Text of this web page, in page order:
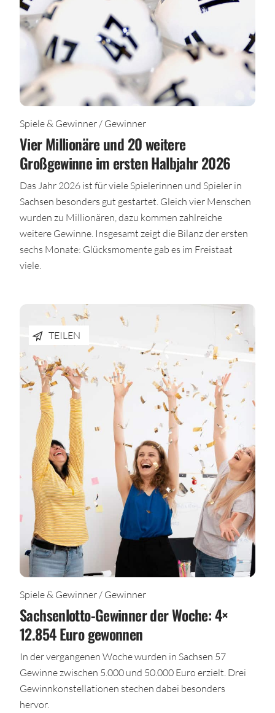
Spiele & Gewinner / Gewinner
Vier Millionäre und 20 weitere
Großgewinne im ersten Halbjahr 2026
Das Jahr 2026 ist für viele Spielerinnen und Spieler in
Sachsen besonders gut gestartet. Gleich vier Menschen
wurden zu Millionären, dazu kommen zahlreiche
weitere Gewinne. Insgesamt zeigt die Bilanz der ersten
sechs Monate: Glücksmomente gab es im Freistaat
viele.
TEILEN
Spiele & Gewinner / Gewinner
Sachsenlotto-Gewinner der Woche: 4×
12.854 Euro gewonnen
In der vergangenen Woche wurden in Sachsen 57
Gewinne zwischen 5.000 und 50.000 Euro erzielt. Drei
Gewinnkonstellationen stechen dabei besonders
hervor.